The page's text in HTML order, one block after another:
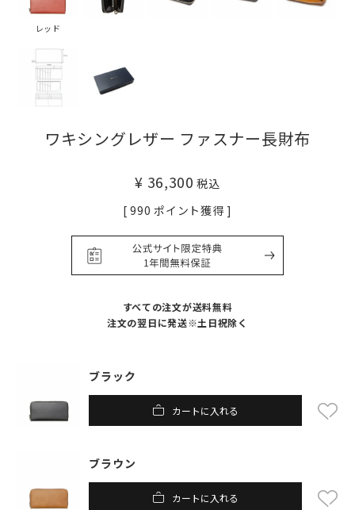
レッド
ワキシングレザー ファスナー長財布
¥ 36,300 税込
[ 990 ポイント獲得 ]
すべての注文が送料無料
注文の翌日に発送※土日祝除く
ブラック
カートに入れる
ブラウン
カートに入れる